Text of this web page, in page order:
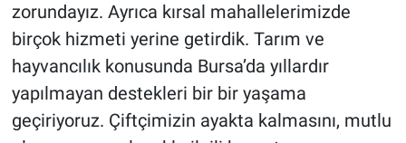
zorundayız. Ayrıca kırsal mahallelerimizde
birçok hizmeti yerine getirdik. Tarım ve
hayvancılık konusunda Bursa’da yıllardır
yapılmayan destekleri bir bir yaşama
geçiriyoruz. Çiftçimizin ayakta kalmasını, mutlu